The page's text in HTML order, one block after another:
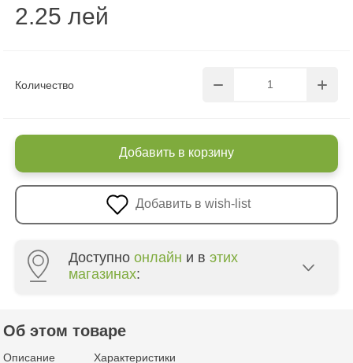
Количество
2.25 лей
Добавить в корзину
Добавить в wish-list
Доступно онлайн и в этих
магазинах:
Crafti Botanica - bd. Decebal, 139
Об этом товаре
Описание Характеристики